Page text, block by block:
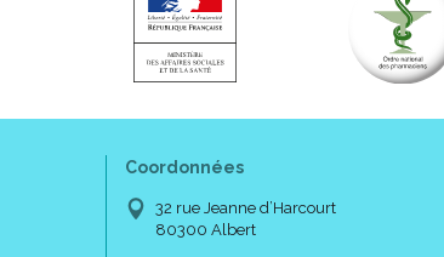
Coordonnées
32 rue Jeanne d’Harcourt
80300 Albert